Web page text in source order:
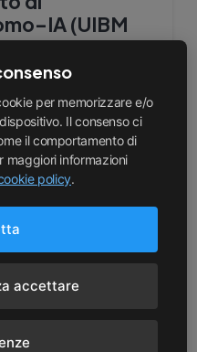
(UIBM
per memorizzare e/o
Il consenso ci
il comportamento di
maggiori informazioni
policy.
accettare